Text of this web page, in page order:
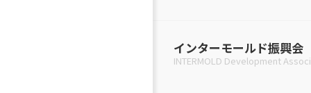
インターモールド振興会
INTERMOLD Development